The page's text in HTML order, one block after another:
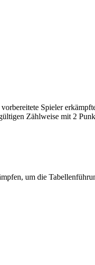
Spieler
Zählweise mit 2
um die